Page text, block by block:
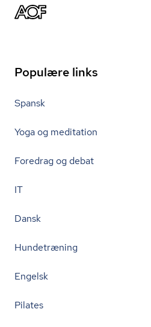
Populære links
Spansk
Yoga og meditation
Foredrag og debat
IT
Dansk
Hundetræning
Engelsk
Pilates